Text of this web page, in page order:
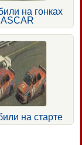
на гонках
на старте